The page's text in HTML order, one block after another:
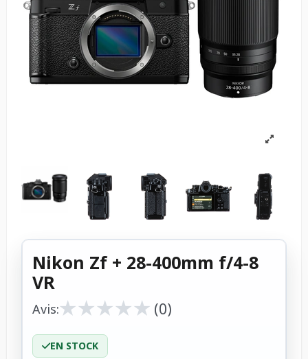
Nikon Zf + 28-400mm f/4-8
VR
Avis:★
★★
★★
★★
★★
★ (0)
EN STOCK